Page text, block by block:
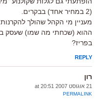
(2 במחיר אחד) בבקרים.
מעניין מי הקהל שהולך
ההוא (שכחתי מה שמו) שעסק
בפריז?
REPLY
רון
21 אוגוסט 2007 at 20:51
PERMALINK